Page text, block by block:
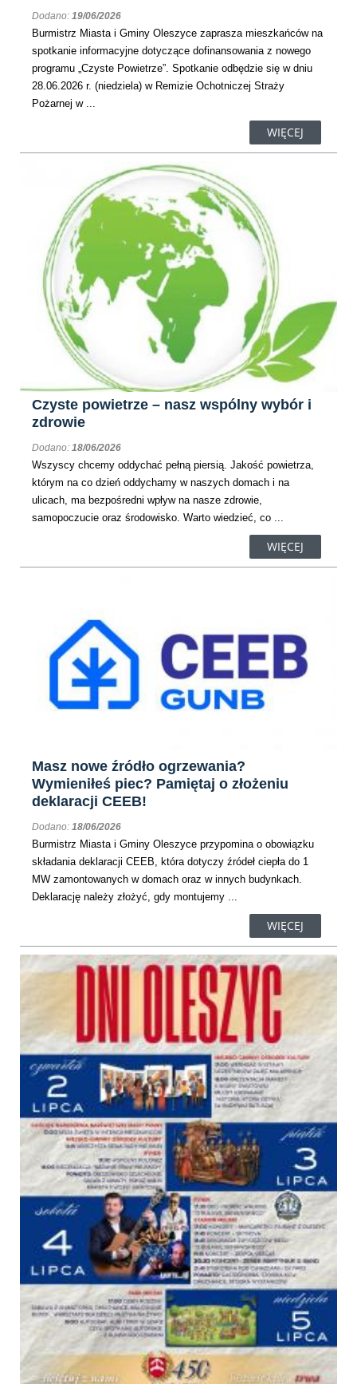
Dodano: 19/06/2026
Burmistrz Miasta i Gminy Oleszyce zaprasza mieszkańców na
spotkanie informacyjne dotyczące dofinansowania z nowego
programu „Czyste Powietrze”. Spotkanie odbędzie się w dniu
28.06.2026 r. (niedziela) w Remizie Ochotniczej Straży
Pożarnej w ...
WIĘCEJ
Czyste powietrze – nasz wspólny wybór i
zdrowie
Dodano: 18/06/2026
Wszyscy chcemy oddychać pełną piersią. Jakość powietrza,
którym na co dzień oddychamy w naszych domach i na
ulicach, ma bezpośredni wpływ na nasze zdrowie,
samopoczucie oraz środowisko. Warto wiedzieć, co ...
WIĘCEJ
Masz nowe źródło ogrzewania?
Wymieniłeś piec? Pamiętaj o złożeniu
deklaracji CEEB!
Dodano: 18/06/2026
Burmistrz Miasta i Gminy Oleszyce przypomina o obowiązku
składania deklaracji CEEB, która dotyczy źródeł ciepła do 1
MW zamontowanych w domach oraz w innych budynkach.
Deklarację należy złożyć, gdy montujemy ...
WIĘCEJ